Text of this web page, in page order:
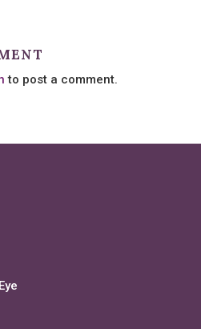
to post a comment.